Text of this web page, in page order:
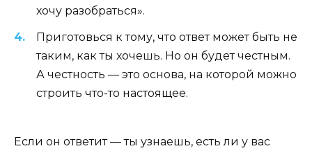
хочу разобраться».
Приготовься к тому, что ответ может быть не
таким, как ты хочешь. Но он будет честным.
А честность — это основа, на которой можно
строить что-то настоящее.
Если он ответит — ты узнаешь, есть ли у вас